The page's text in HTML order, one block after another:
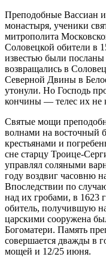
Преподобные Вассиан
монастыря, ученики
митрополита
Соловецкой обители в
известью были
возвращались в
Северной Двины в
утонули. Но Господь
кончины — телес их не
Святые мощи
волнами на восточный
крестьянами и
сне старцу Троице-
управлял соляными
году воздвиг часовню
Впоследствии по
над их гробами, в 1623
обитель, получившую
царскими сооружена
Богоматери. Память
совершается дважды в
мощей и 12/25 июня.